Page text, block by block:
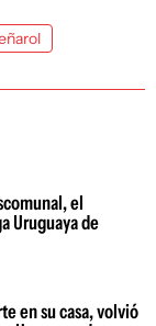
el
Uruguaya de
en su casa, volvió